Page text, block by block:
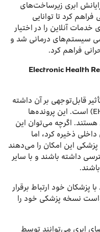
ابری زیرساخت‌های
فراهم کرد تا توانایی
خدمات آنلاین را در اختیار
سیستم‌های درمانی شد و
فراهم کرد.
(Electronic Health
قابل‌توجهی بر آن داشته
است، پرونده‌ الکترونیکی سلامت (EHRs) است. این پرونده‌ها
اگرچه می‌توان این
ذخیره کرد، اما
این امکان را می‌دهند
داشته باشند و با سایر
پزشکان خود ارتباط برقرار
نسخه پزشکی خود را
ابری می‌توانند توسط